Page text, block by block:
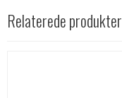
Relaterede produkter